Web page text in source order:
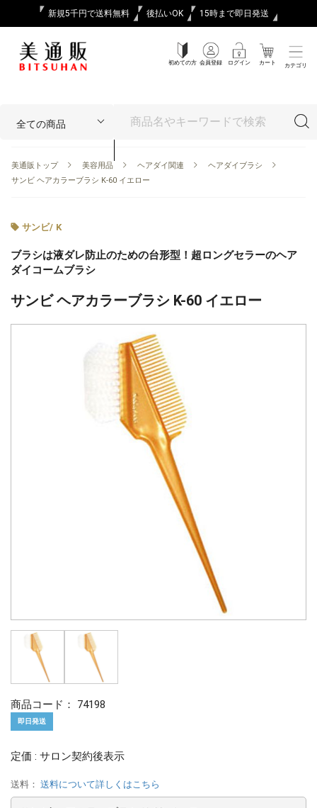
新規5千円で送料無料 後払いOK 15時まで即日発送
初めての方 会員登録 ログイン カート カテゴリ
美通販トップ 美容用品 ヘアダイ関連
ヘアダイブラシ
サンビ ヘアカラーブラシ K-60 イエロー
サンビ/ K
ブラシは液ダレ防止のための台形型！超ロングセラーのヘア
ダイコームブラシ
サンビ ヘアカラーブラシ K-60 イエロー
商品コード： 74198
即日発送
定価 : サロン契約後表示
送料： 送料について詳しくはこちら